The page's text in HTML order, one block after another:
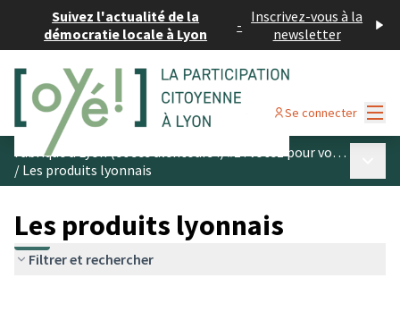
Suivez l'actualité de la
démocratie locale à Lyon
- Inscrivez-vous à la
newsletter
Se connecter
Fabriqué à Lyon (et ses alentours !) #1 : votez pour vos produits préférés
/ Les produits lyonnais
Les produits lyonnais
Filtrer et rechercher